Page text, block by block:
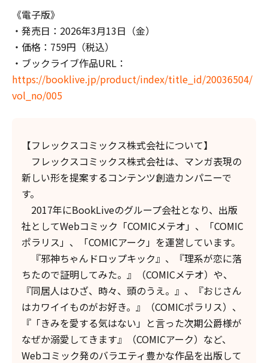
《電子版》
・発売日：2026年3月13日（金）
・価格：759円（税込）
・ブックライブ作品URL：
https://booklive.jp/product/index/title_id/20036504/
vol_no/005
【フレックスコミックス株式会社について】
フレックスコミックス株式会社は、マンガ表現の
新しい形を提案するコンテンツ創造カンパニーで
す。
2017年にBookLiveのグループ会社となり、出版
社としてWebコミック「COMICメテオ」、「COMIC
ポラリス」、「COMICアーク」を運営しています。
『邪神ちゃんドロップキック』、『理系が恋に落
ちたので証明してみた。』（COMICメテオ）や、
『同居人はひざ、時々、頭のうえ。』、『おじさん
はカワイイものがお好き。』（COMICポラリス）、
『「きみを愛する気はない」と言った次期公爵様が
なぜか溺愛してきます』（COMICアーク）など、
Webコミック発のバラエティ豊かな作品を出版して